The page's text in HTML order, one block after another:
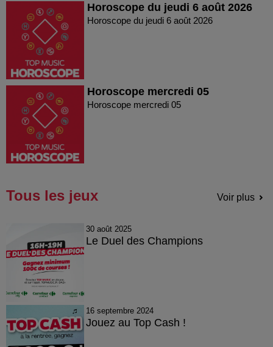
Horoscope du jeudi 6 août 2026
Horoscope du jeudi 6 août 2026
Horoscope mercredi 05
Horoscope mercredi 05
Tous les jeux Voir plus
30 août 2025
Le Duel des Champions
16 septembre 2024
Jouez au Top Cash !